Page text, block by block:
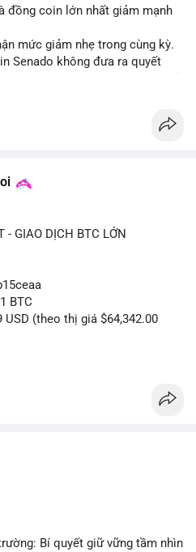
đồng coin lớn nhất giảm mạnh
mức giảm nhẹ trong cùng kỳ.
Senado không đưa ra quyết
9.
tâm lý nhà đầu tư.
- GIAO DỊCH BTC LỚN
BTC
(theo thị giá $64,342.00
8.3271 BTC trị giá hơn nửa triệu
giờ sáng sớm, cho thấy dấu
trường nhưng phản ánh tâm
tiền này hướng về ví sàn
Bí quyết giữ vững tầm nhìn